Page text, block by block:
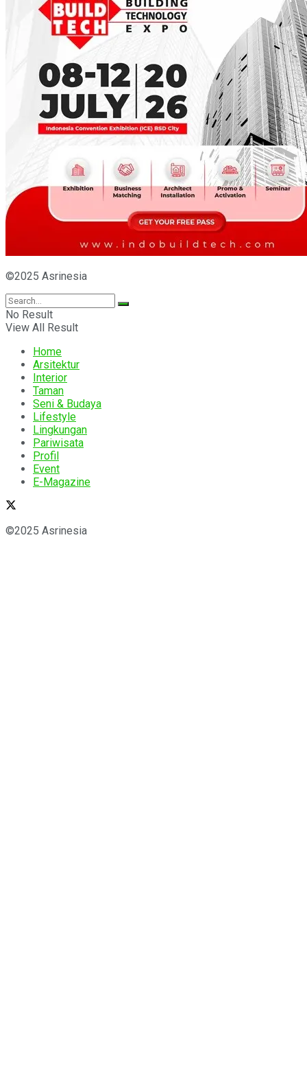
©2025 Asrinesia
No Result
View All Result
Home
Arsitektur
Interior
Taman
Seni & Budaya
Lifestyle
Lingkungan
Pariwisata
Profil
Event
E-Magazine
©2025 Asrinesia